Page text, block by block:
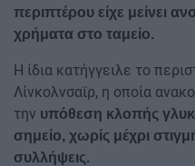
περιπτέρου είχε μείνει
χρήματα στο ταμείο.
Η ίδια κατήγγειλε το
Λίνκολνσαϊρ, η οποία
την υπόθεση κλοπής
σημείο, χωρίς μέχρι
συλλήψεις.